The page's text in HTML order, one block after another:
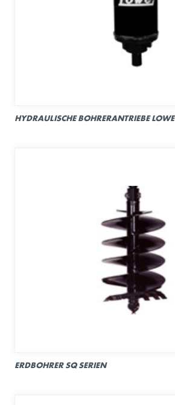
HYDRAULISCHE BOHRERANTRIEBE LOWE
ERDBOHRER SQ SERIEN